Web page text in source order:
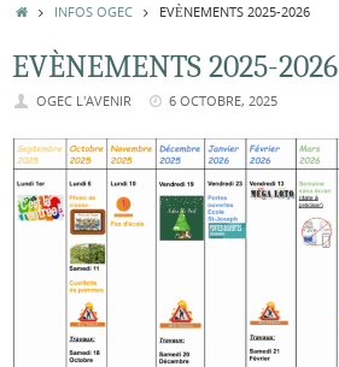
ACCUEIL
INFOS OGEC EVÈNEMENTS 2025-2026
EVÈNEMENTS 2025-2026
OGEC L'AVENIR 6 OCTOBRE, 2025